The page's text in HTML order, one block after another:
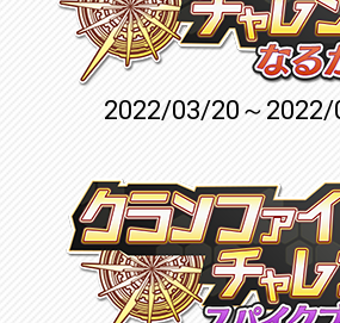
2022/03/20～